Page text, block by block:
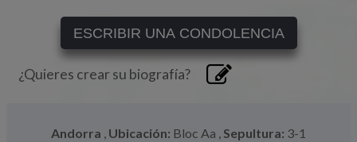
ESCRIBIR UNA CONDOLENCIA
¿Quieres crear su biografía?
Andorra , Ubicación: Bloc Aa , Sepultura: 3-1